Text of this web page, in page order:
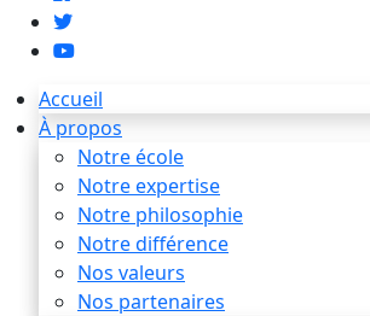
Accueil
À propos
Notre école
Notre expertise
Notre philosophie
Notre différence
Nos valeurs
Nos partenaires